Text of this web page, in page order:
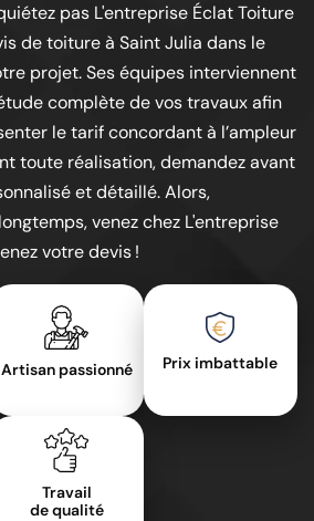
pas L'entreprise Éclat Toiture
de toiture à Saint Julia dans le
projet. Ses équipes interviennent
complète de vos travaux afin
le tarif concordant à l’ampleur
toute réalisation, demandez avant
et détaillé. Alors,
venez chez L'entreprise
votre devis !
Artisan passionné Prix imbattable
Travail
de qualité